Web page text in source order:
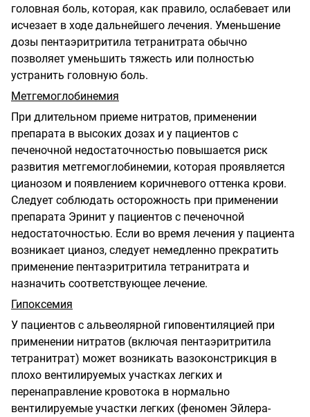
головная боль, которая, как правило, ослабевает или
исчезает в ходе дальнейшего лечения. Уменьшение
дозы пентаэритритила тетранитрата обычно
позволяет уменьшить тяжесть или полностью
устранить головную боль.
Метгемоглобинемия
При длительном приеме нитратов, применении
препарата в высоких дозах и у пациентов с
печеночной недостаточностью повышается риск
развития метгемоглобинемии, которая проявляется
цианозом и появлением коричневого оттенка крови.
Следует соблюдать осторожность при применении
препарата Эринит у пациентов с печеночной
недостаточностью. Если во время лечения у пациента
возникает цианоз, следует немедленно прекратить
применение пентаэритритила тетранитрата и
назначить соответствующее лечение.
Гипоксемия
У пациентов с альвеолярной гиповентиляцией при
применении нитратов (включая пентаэритритила
тетранитрат) может возникать вазоконстрикция в
плохо вентилируемых участках легких и
перенаправление кровотока в нормально
вентилируемые участки легких (феномен Эйлера-